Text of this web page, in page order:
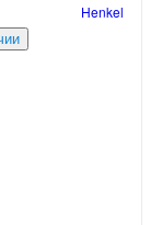
Henkel